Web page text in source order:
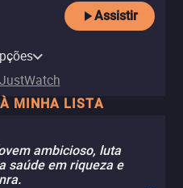
Assistir
MINHA LISTA
ambicioso, luta
saúde em riqueza e